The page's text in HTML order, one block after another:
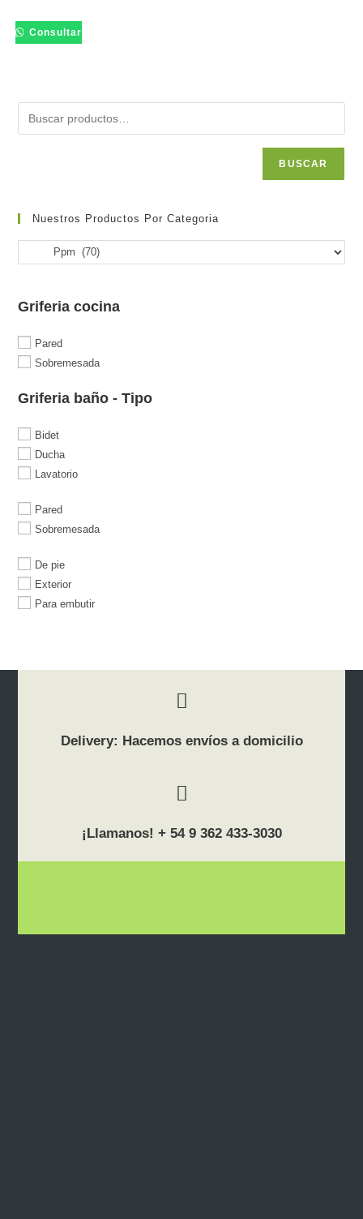
Consultar
BUSCAR
Nuestros Productos Por Categoria
Griferia cocina
Pared
Sobremesada
Griferia baño - Tipo
Bidet
Ducha
Lavatorio
Pared
Sobremesada
De pie
Exterior
Para embutir
Delivery: Hacemos envíos a domicilio
¡Llamanos! + 54 9 362 433-3030